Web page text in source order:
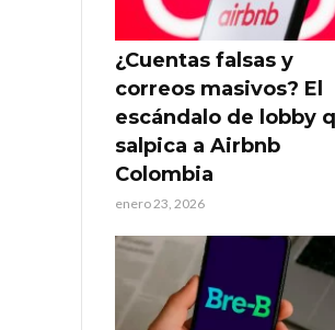
¿Cuentas falsas y
correos masivos? El
escándalo de lobby
salpica a Airbnb
Colombia
enero 23, 2026